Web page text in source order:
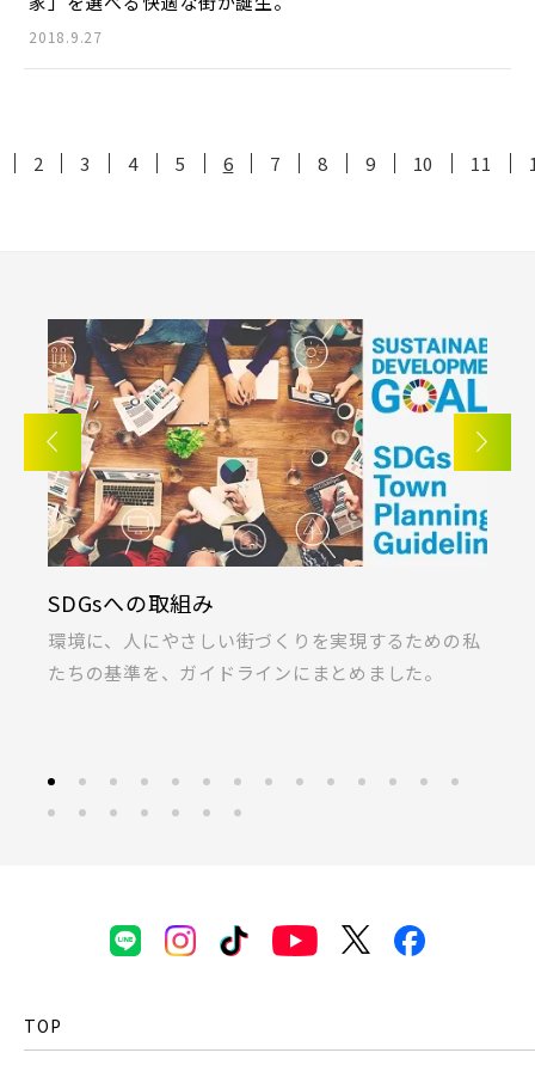
2018.9.27
2 3 4 5 6 7 8 9 10 11
SDGsへの取組み
環境に、人にやさしい街づくりを実現するための私
たちの基準を、ガイドラインにまとめました。
TOP